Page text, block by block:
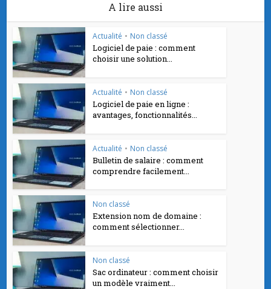
A lire aussi
Actualité • Non classé
Logiciel de paie : comment
choisir une solution...
Actualité • Non classé
Logiciel de paie en ligne :
avantages, fonctionnalités...
Actualité • Non classé
Bulletin de salaire : comment
comprendre facilement...
Non classé
Extension nom de domaine :
comment sélectionner...
Non classé
Sac ordinateur : comment choisir
un modèle vraiment...